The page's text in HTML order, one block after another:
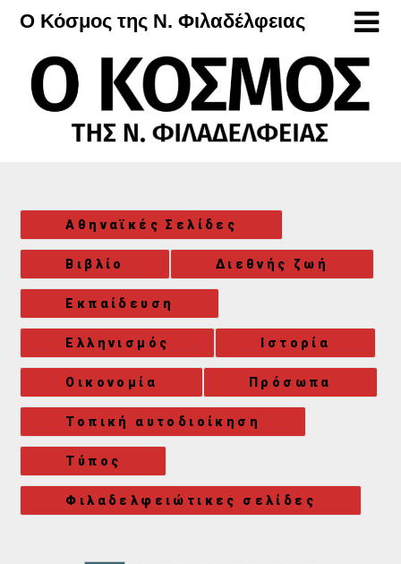
Μετάβαση
περιεχόμενο
Ο Κόσμος της Ν. Φιλαδέλφειας
Αθηναϊκές Σελίδες
Βιβλίο Διεθνής ζωή
Εκπαίδευση
Ελληνισμός Ιστορία
Οικονομία Πρόσωπα
Τοπική αυτοδιοίκηση
Τύπος
Φιλαδελφειώτικες σελίδες